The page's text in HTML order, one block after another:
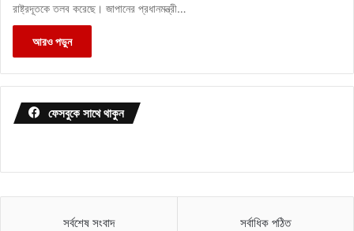
রাষ্ট্রদূতকে তলব করেছে। জাপানের প্রধানমন্ত্রী…
আরও পড়ুন
ফেসবুকে সাথে থাকুন
সর্বশেষ সংবাদ সর্বাধিক পঠিত